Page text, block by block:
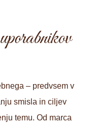
– predvsem v
smisla in ciljev
temu. Od marca